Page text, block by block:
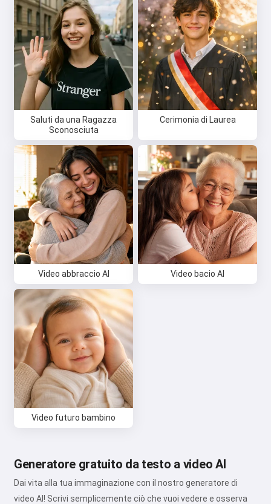
Saluti da una Ragazza
Sconosciuta
Cerimonia di Laurea
Video abbraccio AI Video bacio AI
Video futuro bambino
Generatore gratuito da testo a video AI
Dai vita alla tua immaginazione con il nostro generatore di
video AI! Scrivi semplicemente ciò che vuoi vedere e osserva
Ciao 👋
Posso creare canzoni, scrivere
poesie e auguri 🥰
Provalo gratis
Accetto:Termini di Servizio
Politica sulla Privacy
Politica di Rimborso